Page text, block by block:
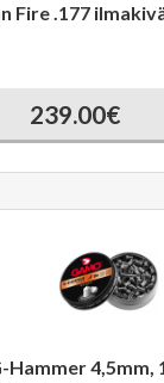
Fire .177
239.00€
Hammer 4,5mm,